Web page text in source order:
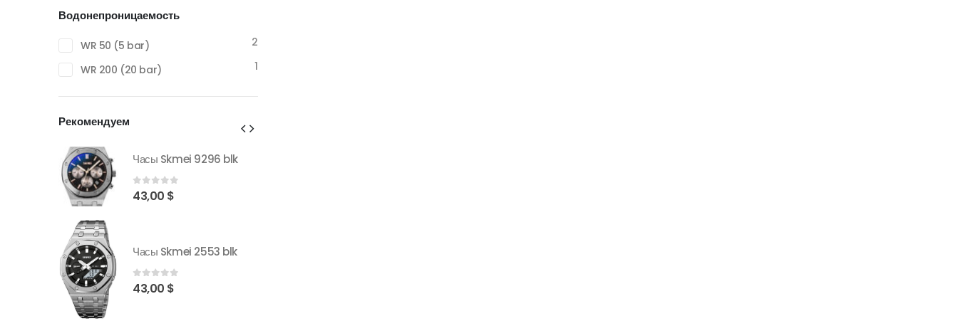
Водонепроницаемость
WR 50 (5 bar)
2
WR 200 (20 bar)
1
Рекомендуем
Часы Skmei 9296 blk
0 out of 5
43,00 $
Часы Skmei 2553 blk
0 out of 5
43,00 $